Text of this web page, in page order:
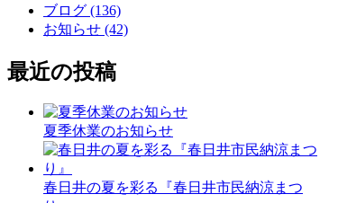
ブログ (136)
お知らせ (42)
最近の投稿
夏季休業のお知らせ
春日井の夏を彩る『春日井市民納涼まつ